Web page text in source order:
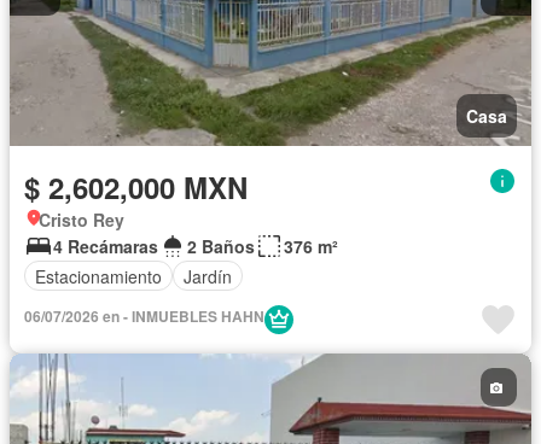
Casa
$ 2,602,000 MXN
Cristo Rey
4 Recámaras
2 Baños
376 m²
Estacionamiento
Jardín
06/07/2026 en - INMUEBLES HAHN